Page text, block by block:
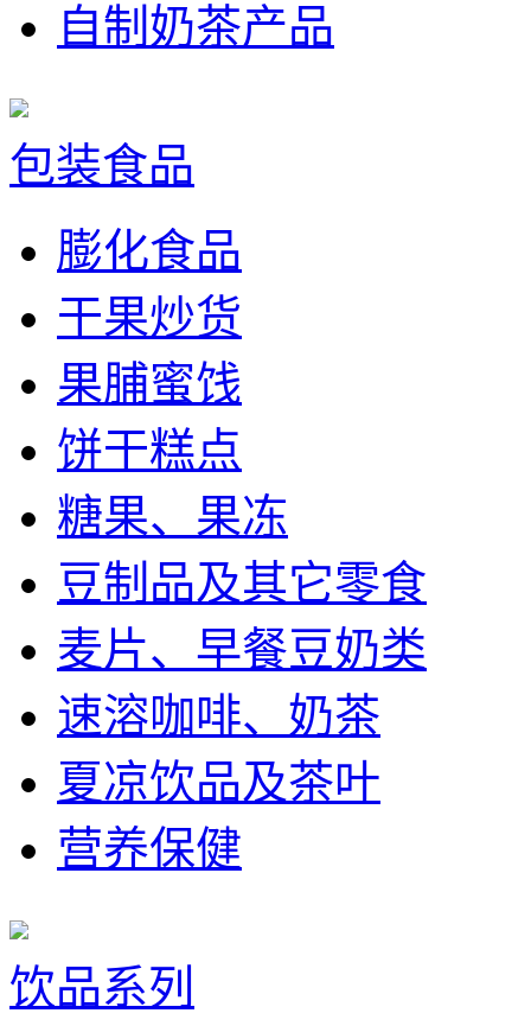
自制奶茶产品
包装食品
膨化食品
干果炒货
果脯蜜饯
饼干糕点
糖果、果冻
豆制品及其它零食
麦片、早餐豆奶类
速溶咖啡、奶茶
夏凉饮品及茶叶
营养保健
饮品系列